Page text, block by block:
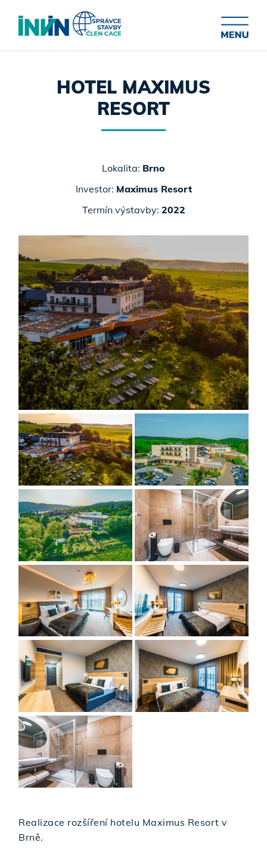
HOTEL MAXIMUS
RESORT
Lokalita: Brno
Investor: Maximus Resort
Termín výstavby: 2022
Realizace rozšíření hotelu Maximus Resort v
Brně.